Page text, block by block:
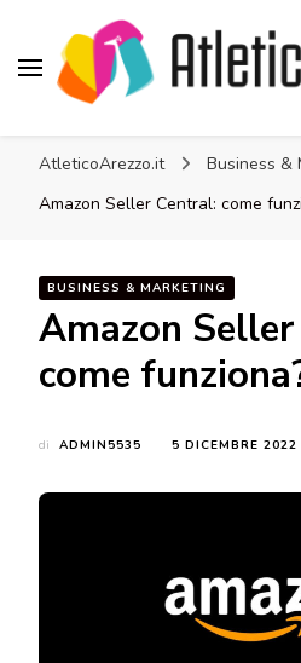
AtleticoArezzo.it
Business &
Amazon Seller Central: come
BUSINESS & MARKETING
Amazon
come
di ADMIN5535 5 DICEMBRE 2022